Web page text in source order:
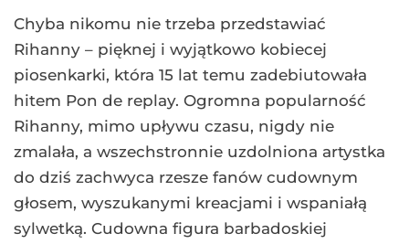
Chyba nikomu nie trzeba przedstawiać
Rihanny – pięknej i wyjątkowo kobiecej
piosenkarki, która 15 lat temu zadebiutowała
hitem Pon de replay. Ogromna popularność
Rihanny, mimo upływu czasu, nigdy nie
zmalała, a wszechstronnie uzdolniona artystka
do dziś zachwyca rzesze fanów cudownym
głosem, wyszukanymi kreacjami i wspaniałą
sylwetką. Cudowna figura barbadoskiej